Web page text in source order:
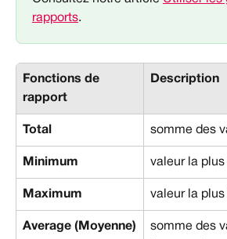
rapports.
Fonctions de
rapport
Description
Total somme des
Minimum valeur la plus
Maximum valeur la plus
Average (Moyenne)
somme des